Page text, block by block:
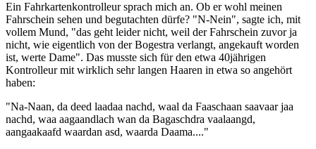
Ein Fahrkartenkontrolleur sprach mich an. Ob er wohl meinen
Fahrschein sehen und begutachten dürfe? "N-Nein", sagte ich, mit
vollem Mund, "das geht leider nicht, weil der Fahrschein zuvor ja
nicht, wie eigentlich von der Bogestra verlangt, angekauft worden
ist, werte Dame". Das musste sich für den etwa 40jährigen
Kontrolleur mit wirklich sehr langen Haaren in etwa so angehört
haben:
"Na-Naan, da deed laadaa nachd, waal da Faaschaan saavaar jaa
nachd, waa aagaandlach wan da Bagaschdra vaalaangd,
aangaakaafd waardan asd, waarda Daama...."